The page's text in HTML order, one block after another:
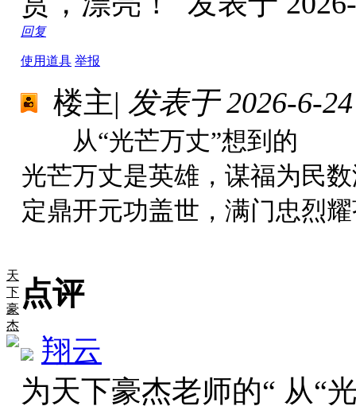
回复
使用道具 举报
天
下
豪
杰
楼主| 发表于 2026-6-
从“光芒万丈”想到的
光芒万丈是英雄，谋福为民
定鼎开元功盖世，满门忠烈
点评
翔云
为天下豪杰老师的“ 从“